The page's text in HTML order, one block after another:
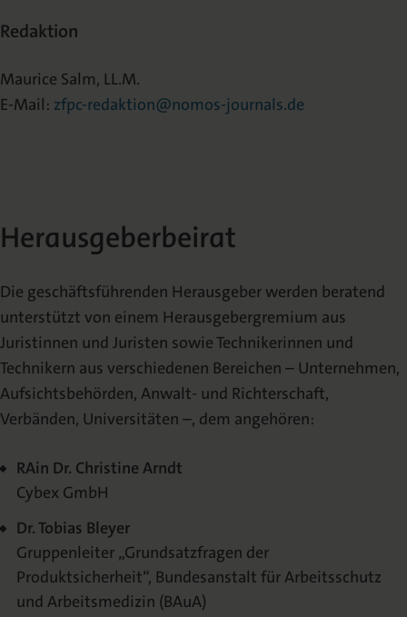
Redaktion
Maurice Salm, LL.M.
E-Mail: zfpc-redaktion@nomos-journals.de
Herausgeberbeirat
Die geschäftsführenden Herausgeber werden beratend
unterstützt von einem Herausgebergremium aus
Juristinnen und Juristen sowie Technikerinnen und
Technikern aus verschiedenen Bereichen – Unternehmen,
Aufsichtsbehörden, Anwalt- und Richterschaft,
Verbänden, Universitäten –, dem angehören:
RAin Dr. Christine Arndt
Cybex GmbH
Dr. Tobias Bleyer
Gruppenleiter „Grundsatzfragen der
Produktsicherheit“, Bundesanstalt für Arbeitsschutz
und Arbeitsmedizin (BAuA)